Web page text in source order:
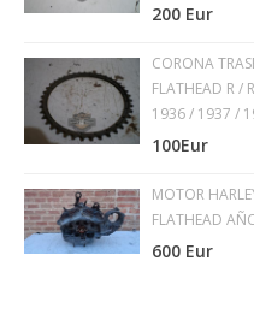
200 Eur
CORONA
FLATHEAD R /
1936 / 1937 /
100Eur
MOTOR
FLATHEAD
600 Eur